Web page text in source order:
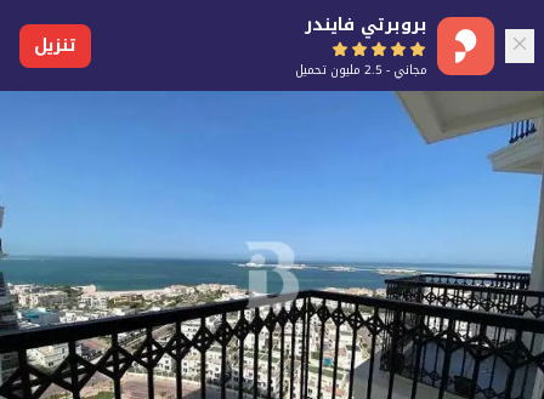
بروبرتي فايندر
مجاني - 2.5 مليون تحميل
تنزيل